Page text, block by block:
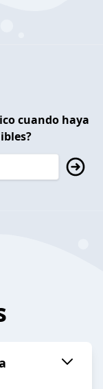
cuando haya